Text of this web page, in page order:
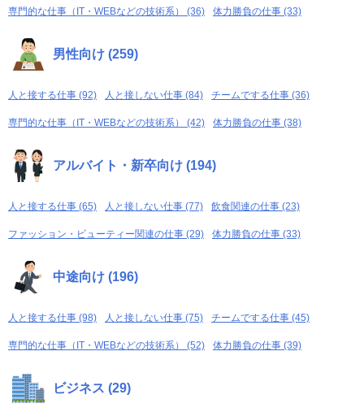
専門的な仕事（IT・WEBなどの技術系） (36) 体力勝負の仕事 (33)
男性向け (259)
人と接する仕事 (92) 人と接しない仕事 (84) チームでする仕事 (36)
専門的な仕事（IT・WEBなどの技術系） (42) 体力勝負の仕事 (38)
アルバイト・新卒向け (194)
人と接する仕事 (65) 人と接しない仕事 (77) 飲食関連の仕事 (23)
ファッション・ビューティー関連の仕事 (29) 体力勝負の仕事 (33)
中途向け (196)
人と接する仕事 (98) 人と接しない仕事 (75) チームでする仕事 (45)
専門的な仕事（IT・WEBなどの技術系） (52) 体力勝負の仕事 (39)
ビジネス (29)